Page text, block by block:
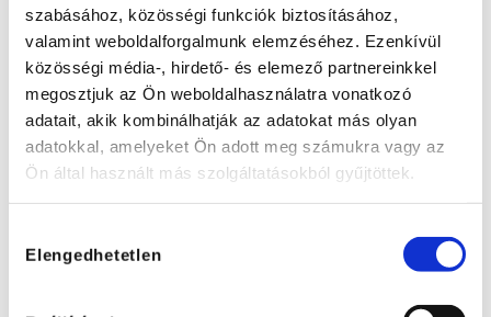
szabásához, közösségi funkciók biztosításához,
valamint weboldalforgalmunk elemzéséhez. Ezenkívül
közösségi média-, hirdető- és elemező partnereinkkel
megosztjuk az Ön weboldalhasználatra vonatkozó
adatait, akik kombinálhatják az adatokat más olyan
adatokkal, amelyeket Ön adott meg számukra vagy az
Ön által használt más szolgáltatásokból gyűjtöttek.
kiválasztása
Elengedhetetlen
Csapata
V.
helyezés
Délkelet-magyarországi Régió
Csapata
VI. helyezés
Nyugat-budapesti Régió Csapata
VII. helyezés Kelet-budapesti Régió Csapata
Gratulálunk minden résztvevő munkatársunknak
és reméljük, hogy ezekkel a gyakorlatokkal sikerült
olyan vezetéstechnikai tudással felvértezni
magukat, mellyel biztonsággal közlekedhetnek.